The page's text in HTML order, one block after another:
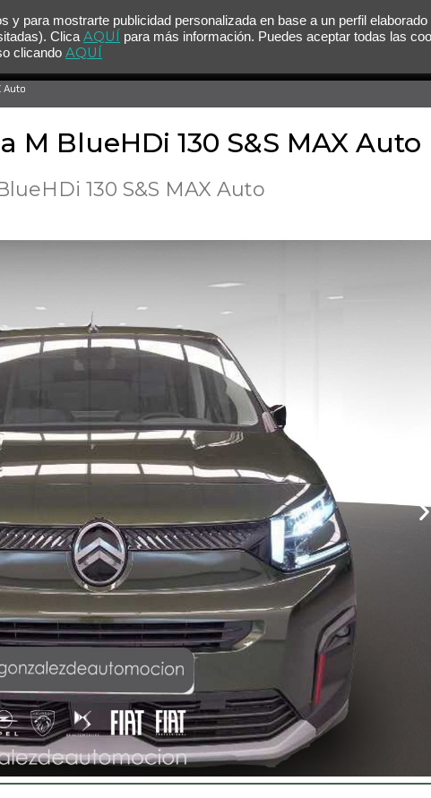
Auto
BlueHDi 130 S&S MAX Auto
130 S&S MAX Auto
para mostrarte publicidad personalizada en base a un perfil elaborado
Clica AQUÍ para más información. Puedes aceptar todas las
clicando AQUÍ